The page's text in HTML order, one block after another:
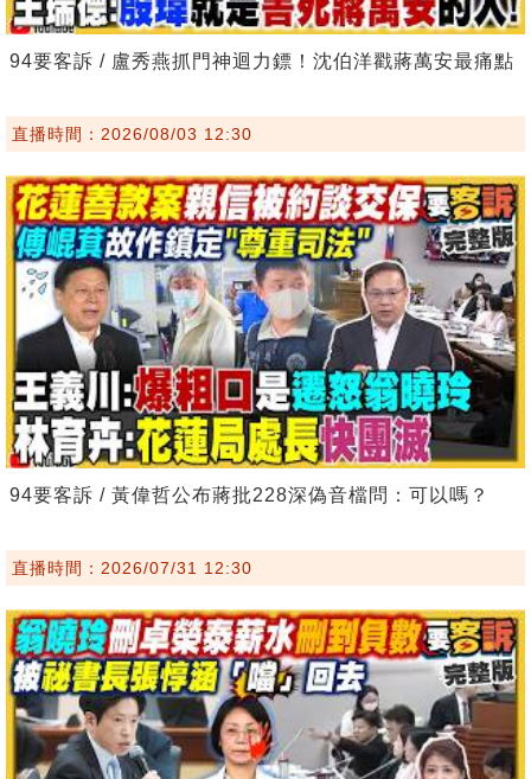
94要客訴 / 盧秀燕抓門神迴力鏢！沈伯洋戳蔣萬安最痛點
直播時間：2026/08/03 12:30
94要客訴 / 黃偉哲公布蔣批228深偽音檔問：可以嗎？
直播時間：2026/07/31 12:30